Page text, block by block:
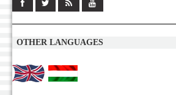
OTHER LANGUAGES